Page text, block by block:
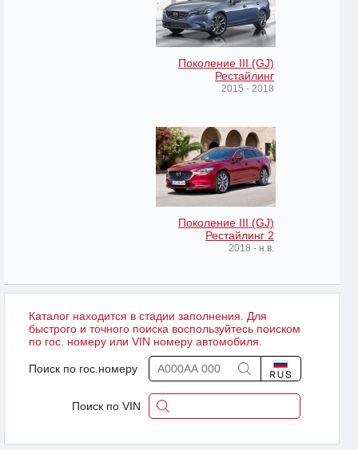
Поколение III (GJ)
Рестайлинг
2015 - 2018
Поколение III (GJ)
Рестайлинг 2
2018 - н.в.
Каталог находится в стадии заполнения. Для
быстрого и точного поиска воспользуйтесь поиском
по гос. номеру или VIN номеру автомобиля.
Поиск по гос.номеру
Поиск по VIN